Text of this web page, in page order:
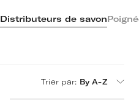
Distributeurs de savon
Trier par: By A-Z